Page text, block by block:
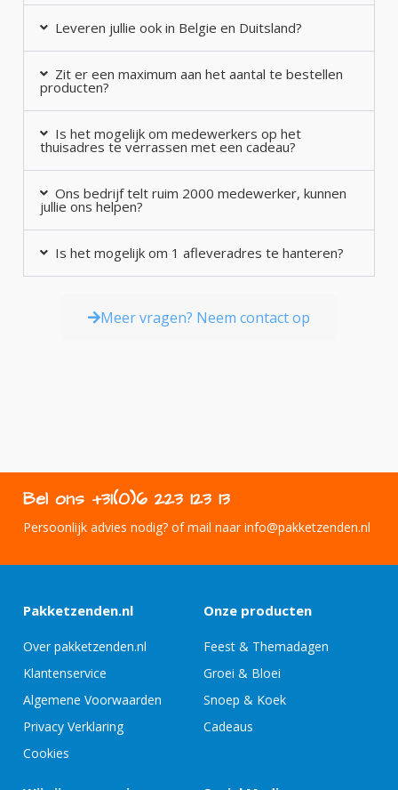
Leveren jullie ook in Belgie en Duitsland?
Zit er een maximum aan het aantal te bestellen
producten?
Is het mogelijk om medewerkers op het
thuisadres te verrassen met een cadeau?
Ons bedrijf telt ruim 2000 medewerker, kunnen
jullie ons helpen?
Is het mogelijk om 1 afleveradres te hanteren?
Meer vragen? Neem contact op
Bel ons +31(0)6 223 123 13
Persoonlijk advies nodig? of mail naar info@pakketzenden.nl
Pakketzenden.nl
Over pakketzenden.nl
Klantenservice
Algemene Voorwaarden
Privacy Verklaring
Cookies
Onze producten
Feest & Themadagen
Groei & Bloei
Snoep & Koek
Cadeaus